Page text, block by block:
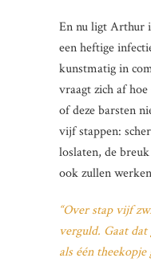
En nu ligt Arthur
een heftige
kunstmatig in
vraagt zich af
of deze barsten
vijf stappen:
loslaten, de
ook zullen
“Over stap vijf
verguld. Gaat
als één